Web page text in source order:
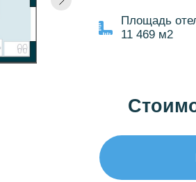
Площадь
11 469 м2